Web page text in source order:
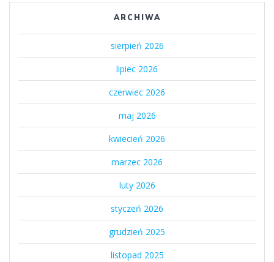
ARCHIWA
sierpień 2026
lipiec 2026
czerwiec 2026
maj 2026
kwiecień 2026
marzec 2026
luty 2026
styczeń 2026
grudzień 2025
listopad 2025